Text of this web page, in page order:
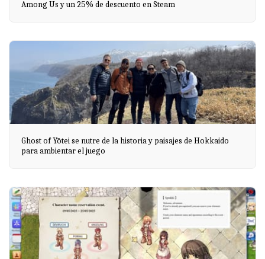
Among Us y un 25% de descuento en Steam
Ghost of Yōtei se nutre de la historia y paisajes de Hokkaido
para ambientar el juego